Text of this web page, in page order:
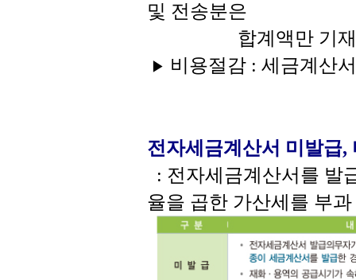
및 전송분은
합계액만 기재하면
▶ 비용절감 : 세금계산
전자세금계산서 미발급,
: 전자세금계산서를 발
율을 곱한 가산세를 부과